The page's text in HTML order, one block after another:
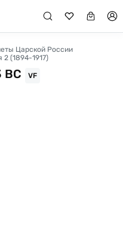
Царской России
(1894-1917)
ВС VF